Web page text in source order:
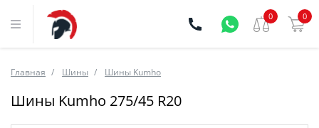
0 0
Главная Шины Шины Kumho
Шины Kumho 275/45 R20